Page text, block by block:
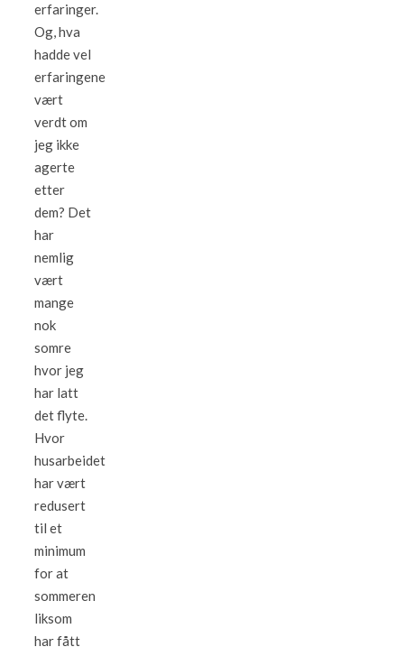
erfaringer.
Og, hva
hadde vel
erfaringene
vært
verdt om
jeg ikke
agerte
etter
dem? Det
har
nemlig
vært
mange
nok
somre
hvor jeg
har latt
det flyte.
Hvor
husarbeidet
har vært
redusert
til et
minimum
for at
sommeren
liksom
har fått